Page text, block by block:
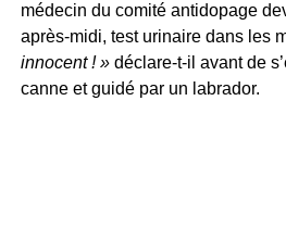
médecin du comité antidopage
après-midi, test urinaire dans les
innocent ! »déclare-t-il avant de
canne et guidé par un labrador.